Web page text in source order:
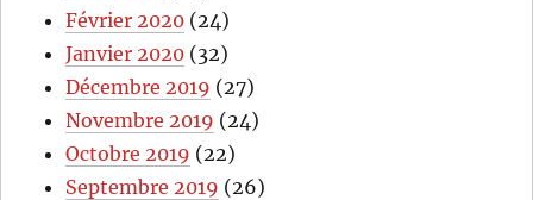
Février 2020 (24)
Janvier 2020 (32)
Décembre 2019 (27)
Novembre 2019 (24)
Octobre 2019 (22)
Septembre 2019 (26)